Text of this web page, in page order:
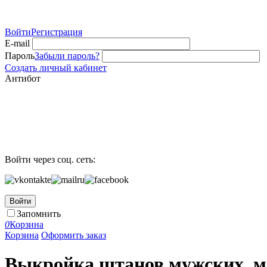
ВойтиРегистрация
E-mail
ПарольЗабыли пароль?
Создать личный кабинет
Антибот
Войти через соц. сеть:
Войти
Запомнить
0Корзина
Корзина Оформить заказ